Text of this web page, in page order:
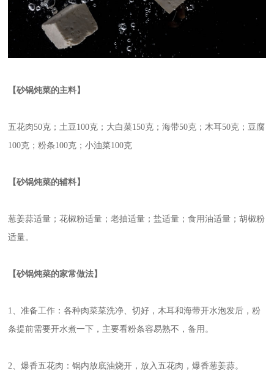
【砂锅炖菜的主料】
五花肉50克；土豆100克；大白菜150克；海带50克；木耳50克；豆腐
100克；粉条100克；小油菜100克
【砂锅炖菜的辅料】
葱姜蒜适量；花椒粉适量；老抽适量；盐适量；食用油适量；胡椒粉
适量。
【砂锅炖菜的家常做法】
1、准备工作：各种肉菜菜洗净、切好，木耳和海带开水泡发后，粉
条提前需要开水煮一下，主要看粉条容易熟不，备用。
2、爆香五花肉：锅内放底油烧开，放入五花肉，爆香葱姜蒜。